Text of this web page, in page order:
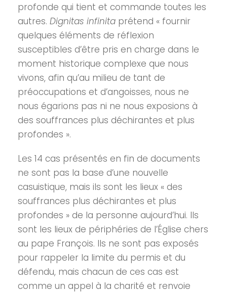
profonde qui tient et commande toutes les
autres. Dignitas infinita prétend « fournir
quelques éléments de réflexion
susceptibles d’être pris en charge dans le
moment historique complexe que nous
vivons, afin qu’au milieu de tant de
préoccupations et d’angoisses, nous ne
nous égarions pas ni ne nous exposions à
des souffrances plus déchirantes et plus
profondes ».
Les 14 cas présentés en fin de documents
ne sont pas la base d’une nouvelle
casuistique, mais ils sont les lieux « des
souffrances plus déchirantes et plus
profondes » de la personne aujourd’hui. Ils
sont les lieux de périphéries de l’Église chers
au pape François. Ils ne sont pas exposés
pour rappeler la limite du permis et du
défendu, mais chacun de ces cas est
comme un appel à la charité et renvoie